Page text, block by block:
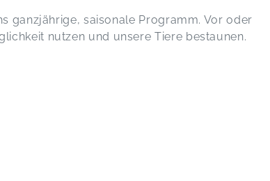
ganzjährige, saisonale Programm. Vor oder
nutzen und unsere Tiere bestaunen.